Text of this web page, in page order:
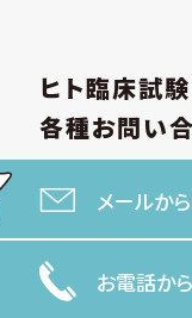
ヒト臨床試
各種お問い
メールか
お電話か